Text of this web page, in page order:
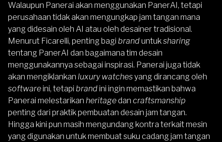
Walaupun Panerai akan menggunakan PanerAI, tetapi
perusahaan tidak akan mengungkap jam tangan mana
yang didesain oleh AI atau oleh desainer tradisional.
Menurut Ficarelli, penting bagi branduntuksharing
tentang PanerAI dan bagaimana tim desain
menggunakannya sebagai inspirasi. Panerai juga tidak
akan mengiklankan luxury watchesyang dirancang oleh
softwareini, tetapi brandini ingin memastikan bahwa
Panerai melestarikan heritagedan craftsmanship
penting dari praktik pembuatan desain jam tangan.
Hingga kini pun masih mengundang kontra terkait mesin
yang digunakan untuk membuat suku cadang jam tangan